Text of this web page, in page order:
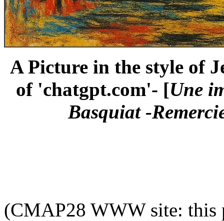
A Picture in the style of
of 'chatgpt.com'- [Une
Basquiat -
(CMAP28 WWW site: this